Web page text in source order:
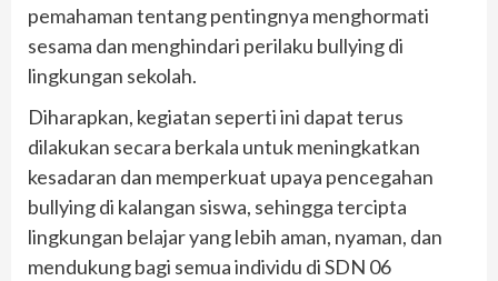
pemahaman tentang pentingnya menghormati
sesama dan menghindari perilaku bullying di
lingkungan sekolah.
Diharapkan, kegiatan seperti ini dapat terus
dilakukan secara berkala untuk meningkatkan
kesadaran dan memperkuat upaya pencegahan
bullying di kalangan siswa, sehingga tercipta
lingkungan belajar yang lebih aman, nyaman, dan
mendukung bagi semua individu di SDN 06